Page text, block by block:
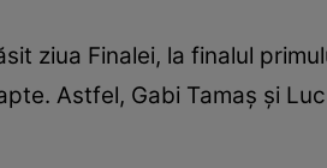
ziua Finalei, la finalul
Astfel, Gabi Tamaș și